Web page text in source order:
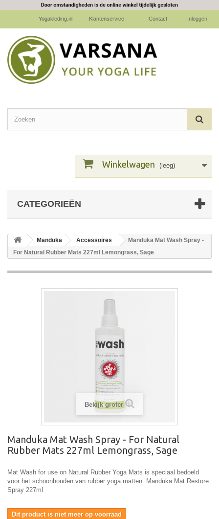
Inloggen
Contact
Klantenservice
Yogakleding.nl
Winkelwagen (leeg)
CATEGORIEËN
Manduka Accessoires
Manduka Mat Wash Spray -
For Natural Rubber Mats 227ml Lemongrass, Sage
Bekijk groter
Manduka Mat Wash Spray - For Natural
Rubber Mats 227ml Lemongrass, Sage
Mat Wash for use on Natural Rubber Yoga Mats is speciaal bedoeld
voor het schoonhouden van rubber yoga matten. Manduka Mat Restore
Spray 227ml
Dit product is niet meer op voorraad